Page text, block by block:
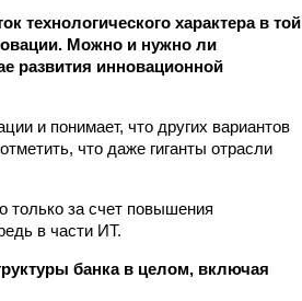
технологического характера в той
Можно и нужно ли
развития инновационной
и понимает, что других вариантов
что даже гиганты отрасли
только за счет повышения
в части ИТ.
банка в целом, включая